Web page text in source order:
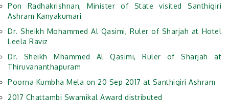
Pon Radhakrishnan, Minister of State visited Santhigiri
Ashram Kanyakumari
Dr. Sheikh Mohammed Al Qasimi, Ruler of Sharjah at Hotel
Leela Raviz
Dr. Sheikh Mhammed Al Qasimi, Ruler of Sharjah at
Thiruvananthapuram
Poorna Kumbha Mela on 20 Sep 2017 at Santhigiri Ashram
2017 Chattambi Swamikal Award distributed